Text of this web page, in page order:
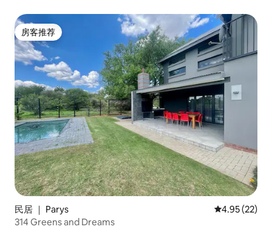
房客推荐
房客推荐
民居 ｜ Parys 平均评分
4.95 (22)
314 Greens and Dreams